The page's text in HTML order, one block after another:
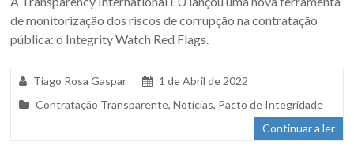
de monitorização dos riscos de corrupção na contratação
pública: o Integrity Watch Red Flags.
Tiago Rosa Gaspar
1 de Abril de 2022
Contratação Transparente,Notícias, Pacto de Integridade
Continuar a ler